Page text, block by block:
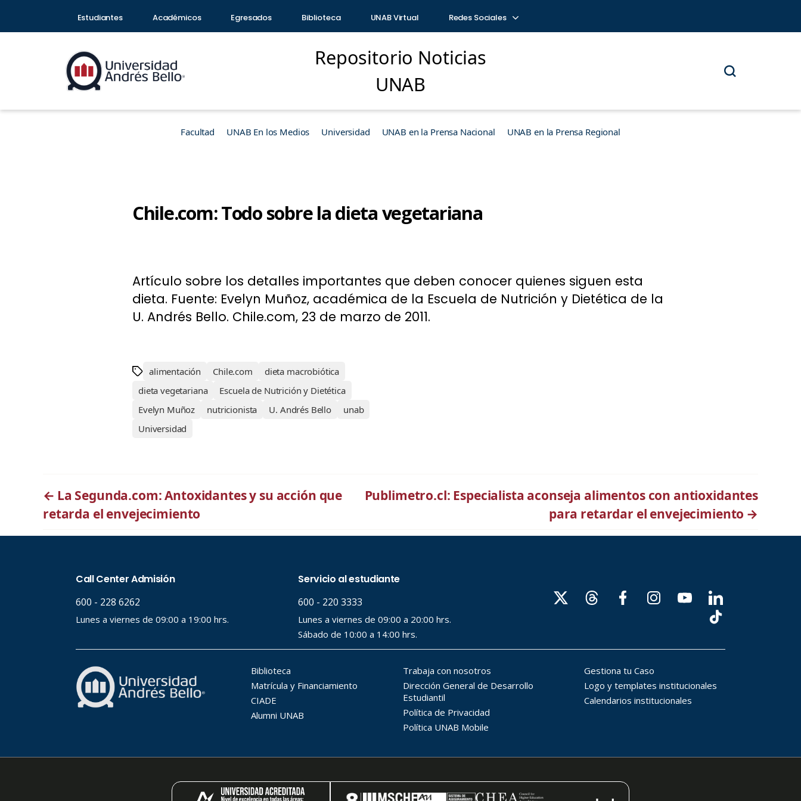
Estudiantes Académicos Egresados Biblioteca UNAB Virtual Redes Sociales
Repositorio Noticias
UNAB
Facultad UNAB En los Medios Universidad UNAB en la Prensa Nacional UNAB en la Prensa Regional
Chile.com: Todo sobre la dieta vegetariana
Artículo sobre los detalles importantes que deben conocer quienes siguen esta
dieta. Fuente: Evelyn Muñoz, académica de la Escuela de Nutrición y Dietética de la
U. Andrés Bello. Chile.com, 23 de marzo de 2011.
alimentación Chile.com
dieta macrobiótica
dieta vegetariana
Escuela de Nutrición y Dietética
Evelyn Muñoz
nutricionista U. Andrés Bello
unab
Universidad
← La Segunda.com: Antoxidantes y su acción que
retarda el envejecimiento
Publimetro.cl: Especialista aconseja alimentos con antioxidantes
para retardar el envejecimiento →